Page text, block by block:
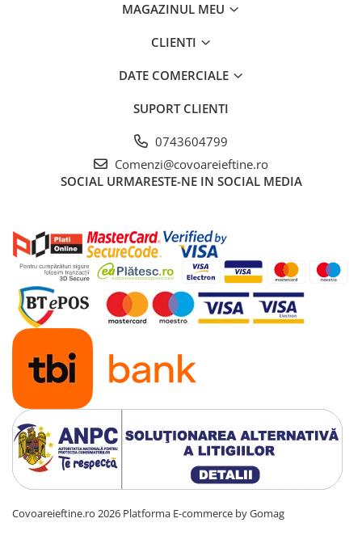
MAGAZINUL MEU
CLIENTI
DATE COMERCIALE
SUPORT CLIENTI
0743604799
Comenzi@covoareieftine.ro
SOCIAL URMARESTE-NE IN SOCIAL MEDIA
Covoareieftine.ro 2026 Platforma E-commerce by Gomag